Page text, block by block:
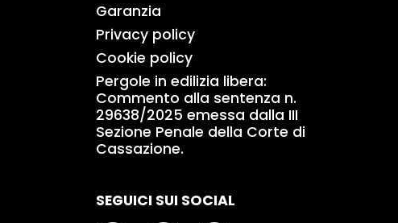
Garanzia
Privacy policy
Cookie policy
Pergole in edilizia libera:
Commento alla sentenza n.
29638/2025 emessa dalla III
Sezione Penale della Corte di
Cassazione.
SEGUICI SUI SOCIAL